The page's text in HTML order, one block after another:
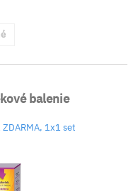
balenie
1x1 set